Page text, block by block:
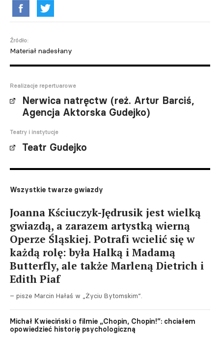
Źródło:
Materiał nadesłany
Realizacje repertuarowe
Nerwica natręctw (reż. Artur Barciś,
Agencja Aktorska Gudejko)
Teatry i instytucje
Teatr Gudejko
Wszystkie twarze gwiazdy
Joanna Kściuczyk-Jędrusik jest wielką
gwiazdą, a zarazem artystką wierną
Operze Śląskiej. Potrafi wcielić się w
każdą rolę: była Halką i Madamą
Butterfly, ale także Marleną Dietrich i
Edith Piaf
– pisze Marcin Hałaś w „Życiu Bytomskim”.
Michał Kwieciński o filmie „Chopin, Chopin!”: chciałem
opowiedzieć historię psychologiczną